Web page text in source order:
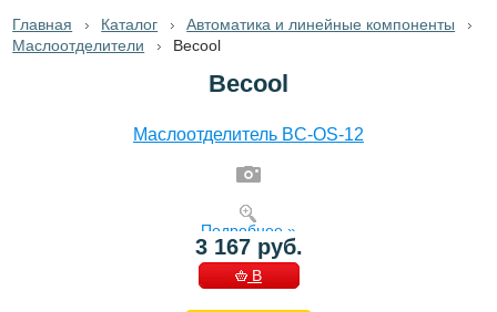
Главная Каталог
Автоматика и линейные компоненты
Маслоотделители
Becool
Becool
Маслоотделитель BC-OS-12
Подробнее »
3 167 руб.
В